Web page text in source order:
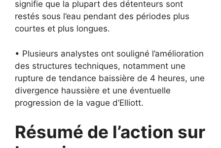
signifie que la plupart des détenteurs sont
restés sous l’eau pendant des périodes plus
courtes et plus longues.
• Plusieurs analystes ont souligné l’amélioration
des structures techniques, notamment une
rupture de tendance baissière de 4 heures, une
divergence haussière et une éventuelle
progression de la vague d’Elliott.
Résumé de l’action sur